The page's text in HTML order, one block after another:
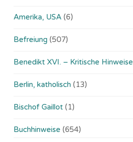
Amerika, USA (6)
Befreiung (507)
Benedikt XVI. – Kritische Hinweise
Berlin, katholisch (13)
Bischof Gaillot (1)
Buchhinweise (654)